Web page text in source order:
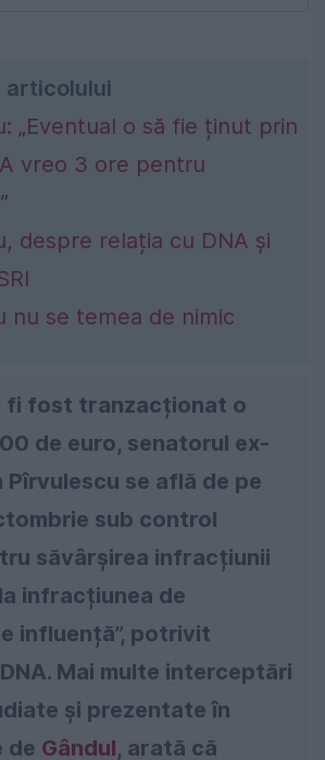
articolului
„Eventual o să fie ținut prin
vreo 3 ore pentru
despre relația cu DNA și
nu se temea de nimic
fi fost tranzacționat o
de euro, senatorul ex-
Pîrvulescu se află de pe
sub control
săvârșirea infracțiunii
infracțiunea de
influență”, potrivit
Mai multe interceptări
și prezentate în
de Gândul, arată că